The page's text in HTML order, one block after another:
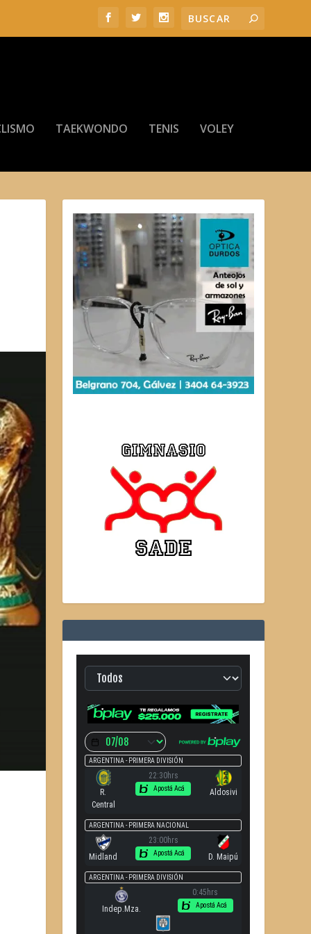
TAEKWONDO TENIS VOLEY